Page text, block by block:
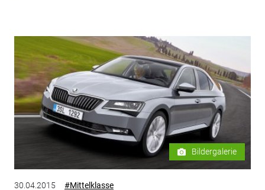
Bildergalerie
30.04.2015 #Mittelklasse